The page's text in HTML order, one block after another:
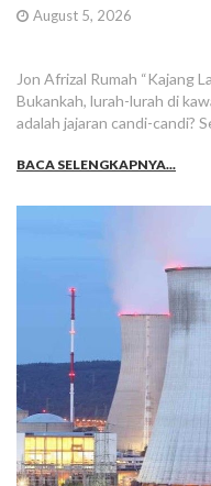
August 5, 2026
Jon Afrizal Rumah “Kajang
Bukankah, lurah-lurah di
adalah jajaran candi-candi?
BACA SELENGKAPNYA...